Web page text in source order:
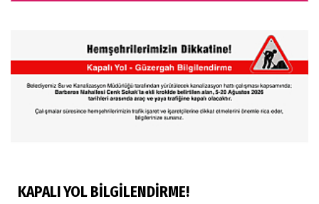
KAPALI YOL BİLGİLENDİRME!